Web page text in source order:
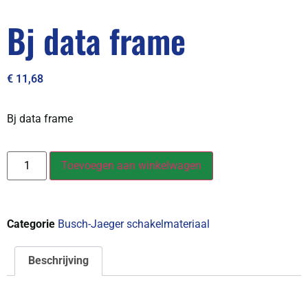
Bj data frame
€ 11,68
Bj data frame
Toevoegen aan winkelwagen
Categorie Busch-Jaeger schakelmateriaal
Beschrijving